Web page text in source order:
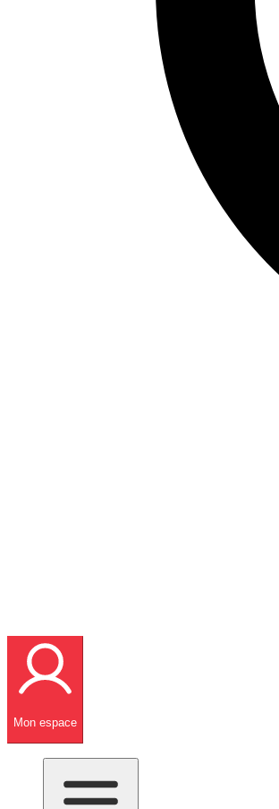
Mon espace